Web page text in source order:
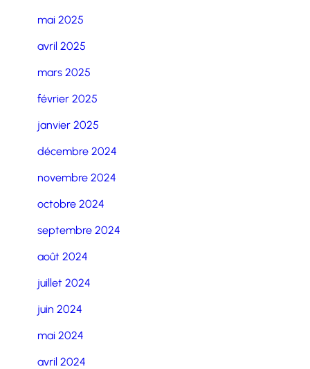
mai 2025
avril 2025
mars 2025
février 2025
janvier 2025
décembre 2024
novembre 2024
octobre 2024
septembre 2024
août 2024
juillet 2024
juin 2024
mai 2024
avril 2024